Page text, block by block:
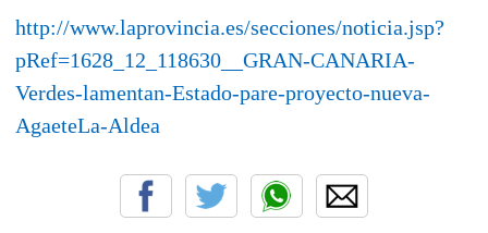
http://www.laprovincia.es/secciones/noticia.jsp?
pRef=1628_12_118630__GRAN-CANARIA-
Verdes-lamentan-Estado-pare-proyecto-nueva-
AgaeteLa-Aldea